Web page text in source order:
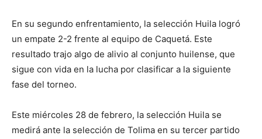
En su segundo enfrentamiento, la selección Huila logró
un empate 2-2 frente al equipo de Caquetá. Este
resultado trajo algo de alivio al conjunto huilense, que
sigue con vida en la lucha por clasificar a la siguiente
fase del torneo.
Este miércoles 28 de febrero, la selección Huila se
medirá ante la selección de Tolima en su tercer partido